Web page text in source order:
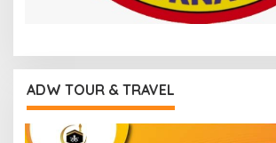
ADW TOUR & TRAVEL